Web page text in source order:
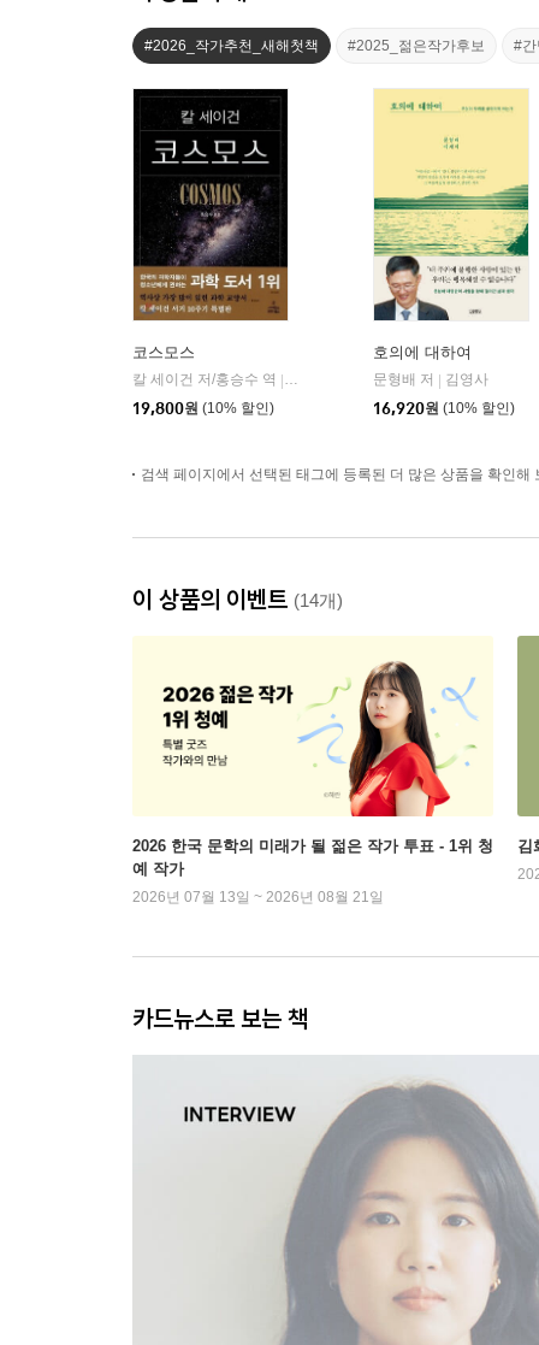
#2026_작가추천_새해첫책 #2025_젊은작가후보 #간
코스모스
칼 세이건 저/홍승수 역
사이언스북스
19,800원 (10% 할인)
호의에 대하여
문형배 저
김영사
16,920원 (10% 할인)
검색 페이지에서 선택된 태그에 등록된 더 많은 상품을 확인해
이 상품의 이벤트 (14개)
2026 한국 문학의 미래가 될 젊은 작가 투표 - 1위 청
예 작가
2026년 07월 13일 ~ 2026년 08월 21일
김
카드뉴스로 보는 책